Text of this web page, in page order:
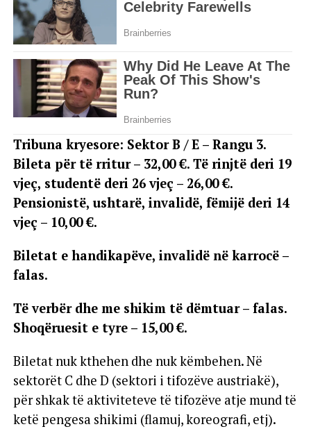
Tribuna kryesore: Sektor B / E – Rangu 3.
Bileta për të rritur – 32,00 €. Të rinjtë deri 19
vjeç, studentë deri 26 vjeç – 26,00 €.
Pensionistë, ushtarë, invalidë, fëmijë deri 14
vjeç – 10,00 €.
Biletat e handikapëve, invalidë në karrocë –
falas.
Të verbër dhe me shikim të dëmtuar – falas.
Shoqëruesit e tyre – 15,00 €.
Biletat nuk kthehen dhe nuk këmbehen. Në
sektorët C dhe D (sektori i tifozëve austriakë),
për shkak të aktiviteteve të tifozëve atje mund të
ketë pengesa shikimi (flamuj, koreografi, etj).